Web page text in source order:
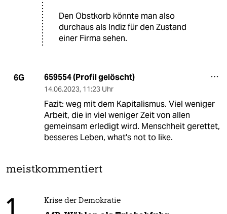
Den Obstkorb könnte man also
durchaus als Indiz für den Zustand
einer Firma sehen.
6G 659554 (Profil gelöscht)
14.06.2023, 11:23 Uhr
Fazit: weg mit dem Kapitalismus. Viel weniger
Arbeit, die in viel weniger Zeit von allen
gemeinsam erledigt wird. Menschheit gerettet,
besseres Leben, what's not to like.
meistkommentiert
Krise der Demokratie